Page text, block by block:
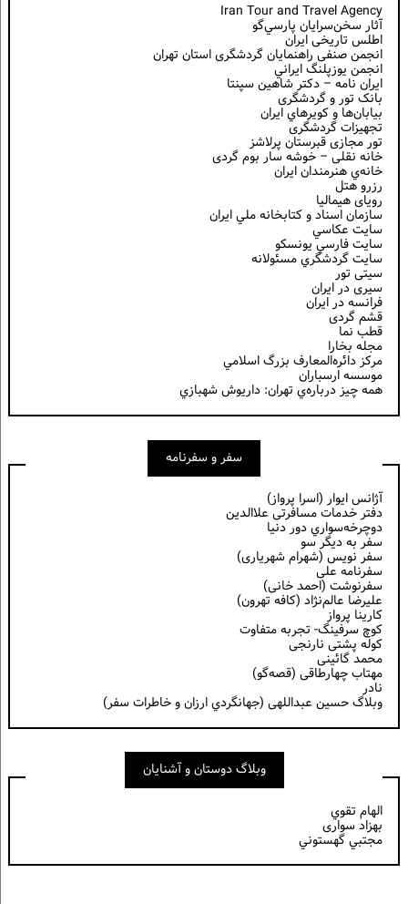
Iran Tour and Travel Agency
آثار سخن‌سرايان پارسي‌گو
اطلس تاریخی ایران
انجمن صنفی راهنمایان گردشگری استان تهران
انجمن يوزپلنگ ايراني
ایران نامه – دکتر شاهین سپنتا
بانک تور و گردشگری
بيابان‌ها و كويرهاي ايران
تجهیزات گردشگری
تور مجازی قبرستان پرلاشز
خانه نقلی – خوشه سار بوم گردی
خانه‌ي هنرمندان ايران
رزرو هتل
رویای هیمالیا
سازمان اسناد و كتابخانه ملي ايران
سايت عكاسي
سايت فارسي يونسكو
سايت گردشگري مسئولانه
سیتی تور
سیری در ایران
فرانسه در ايران
قشم گردی
قطب نما
مجله بخارا
مركز دائره‌المعارف بزرگ اسلامي
موسسه ارسباران
همه چيز درباره‌ي تهران: داريوش شهبازي
سفر و سفرنامه
آژانس ایوار (اسرا پرواز)
دفتر خدمات مسافرتی علاالدین
دوچرخه‌سواري دور دنيا
سفر به دیگر سو
سفر نویس (شهرام شهریاری)
سفرنامه علی
سفرنوشت (احمد خانی)
عليرضا عالم‌نژاد (كافه تهرون)
کارینا پرواز
کوچ سرفینگ- تجربه متفاوت
کوله پشتی نارنجی
محمد گائینی
مهتاب چهارطاقی (قصه‌گو)
نادر
وبلاگ حسين عبداللهی (جهانگردي ارزان و خاطرات سفر)
وبلاگ دوستان و آشنایان
الهام تقوي
بهزاد سواری
مجتبي گهستوني